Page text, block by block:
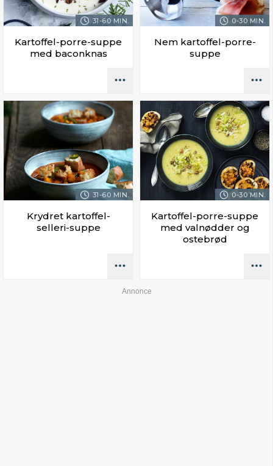
31-60 MIN.
Kartoffel-porre-suppe
med baconknas
0-30 MIN.
Nem kartoffel-porre-
suppe
31-60 MIN.
Krydret kartoffel-
selleri-suppe
0-30 MIN.
Kartoffel-porre-suppe
med valnødder og
ostebrød